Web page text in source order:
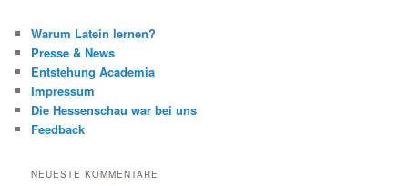
Warum Latein lernen?
Presse & News
Entstehung Academia
Impressum
Die Hessenschau war bei uns
Feedback
NEUESTE KOMMENTARE